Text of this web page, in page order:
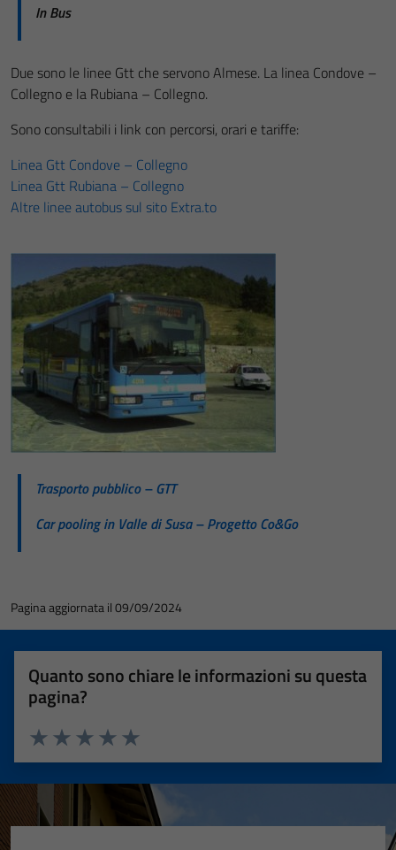
In Bus
Due sono le linee Gtt che servono Almese. La linea Condove –
Collegno e la Rubiana – Collegno.
Sono consultabili i link con percorsi, orari e tariffe:
Linea Gtt Condove – Collegno
Linea Gtt Rubiana – Collegno
Altre linee autobus sul sito Extra.to
Trasporto pubblico – GTT
Car pooling in Valle di Susa – Progetto Co&Go
Pagina aggiornata il 09/09/2024
Quanto sono chiare le informazioni su questa
pagina?
Valuta 5 stelle su 5
Valuta 4 stelle su 5
Valuta 3 stelle su 5
Valuta 2 stelle su 5
Valuta 1 stelle su 5